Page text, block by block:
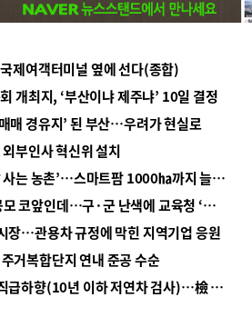
제여객터미널 옆에 선다(종합)
개최지, ‘부산이냐 제주냐’ 10일 결정
매 경유지’ 된 부산…우려가 현실로
부인사 혁신위 설치
■ 경남 농정 비전 ‘잘 사는 농촌’…스마트팜 1000㏊까지 늘린다
■ 교육혁신선도지 공모 코앞인데…구·군 난색에 교육청 ‘쩔쩔’
장…관용차 규정에 막힌 지역기업 응원
거복합단지 연내 준공 수순
■ 검사 신분 버리고 직급하향(10년 이하 저연차 검사)…檢 중수청행 기피